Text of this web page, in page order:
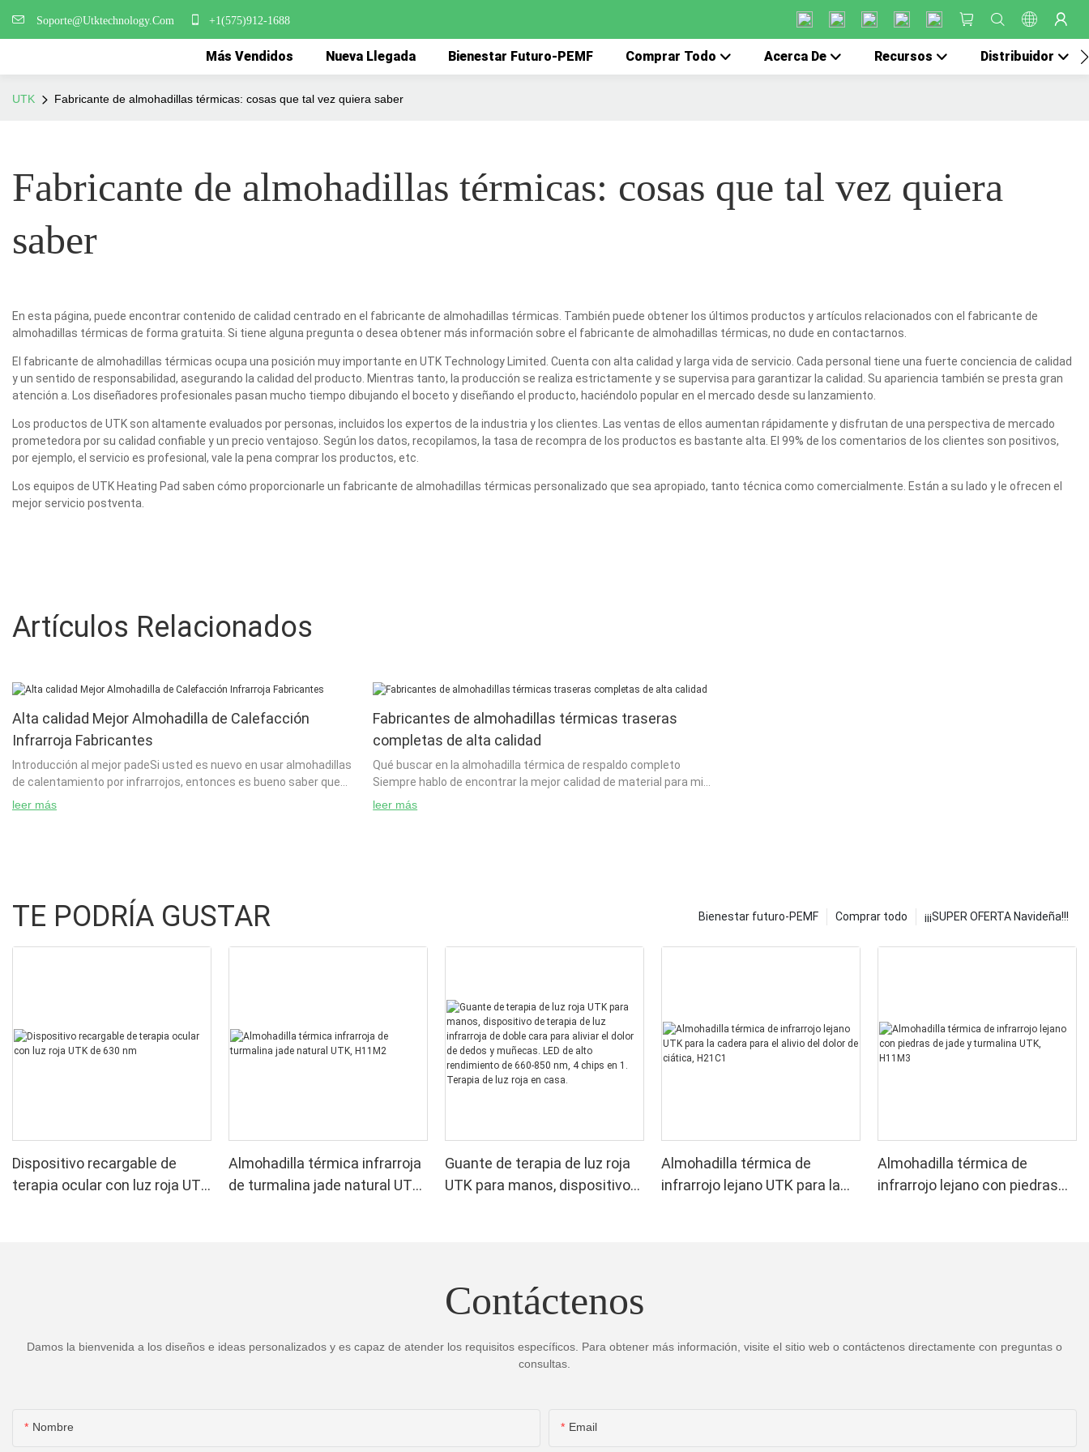
Soporte@Utktechnology.Com +1(575)912-1688
Más Vendidos Nueva Llegada Bienestar Futuro-PEMF Comprar Todo Acerca De Recursos Distribuidor
UTK Fabricante de almohadillas térmicas: cosas que tal vez quiera saber
Fabricante de almohadillas térmicas: cosas que tal vez quiera
saber
En esta página, puede encontrar contenido de calidad centrado en el fabricante de almohadillas térmicas. También puede obtener los últimos productos y artículos relacionados con el fabricante de
almohadillas térmicas de forma gratuita. Si tiene alguna pregunta o desea obtener más información sobre el fabricante de almohadillas térmicas, no dude en contactarnos.
El fabricante de almohadillas térmicas ocupa una posición muy importante en UTK Technology Limited. Cuenta con alta calidad y larga vida de servicio. Cada personal tiene una fuerte conciencia de calidad
y un sentido de responsabilidad, asegurando la calidad del producto. Mientras tanto, la producción se realiza estrictamente y se supervisa para garantizar la calidad. Su apariencia también se presta gran
atención a. Los diseñadores profesionales pasan mucho tiempo dibujando el boceto y diseñando el producto, haciéndolo popular en el mercado desde su lanzamiento.
Los productos de UTK son altamente evaluados por personas, incluidos los expertos de la industria y los clientes. Las ventas de ellos aumentan rápidamente y disfrutan de una perspectiva de mercado
prometedora por su calidad confiable y un precio ventajoso. Según los datos, recopilamos, la tasa de recompra de los productos es bastante alta. El 99% de los comentarios de los clientes son positivos,
por ejemplo, el servicio es profesional, vale la pena comprar los productos, etc.
Los equipos de UTK Heating Pad saben cómo proporcionarle un fabricante de almohadillas térmicas personalizado que sea apropiado, tanto técnica como comercialmente. Están a su lado y le ofrecen el
mejor servicio postventa.
Artículos Relacionados
Alta calidad Mejor Almohadilla de Calefacción
Infrarroja Fabricantes
Introducción al mejor padeSi usted es nuevo en usar almohadillas
de calentamiento por infrarrojos, entonces es bueno saber que
hay muchos tipos de almohadillas de calentamiento por
leer más
Fabricantes de almohadillas térmicas traseras
completas de alta calidad
Qué buscar en la almohadilla térmica de respaldo completo
Siempre hablo de encontrar la mejor calidad de material para mi
hogar, pero si tengo un patio pequeño y quiero poder t
leer más
TE PODRÍA GUSTAR ¡¡¡SUPER OFERTA Navideña!!!
Comprar todo
Bienestar futuro-PEMF
Dispositivo recargable de
terapia ocular con luz roja UTK
Almohadilla térmica infrarroja
de turmalina jade natural UTK,
Guante de terapia de luz roja
UTK para manos, dispositivo
nm, 4 chips en 1. Terapia de
luz roja en casa.
Almohadilla térmica de
infrarrojo lejano UTK para la
Almohadilla térmica de
infrarrojo lejano con piedras
Contáctenos
Damos la bienvenida a los diseños e ideas personalizados y es capaz de atender los requisitos específicos. Para obtener más información, visite el sitio web o contáctenos directamente con preguntas o
consultas.
Nombre Email